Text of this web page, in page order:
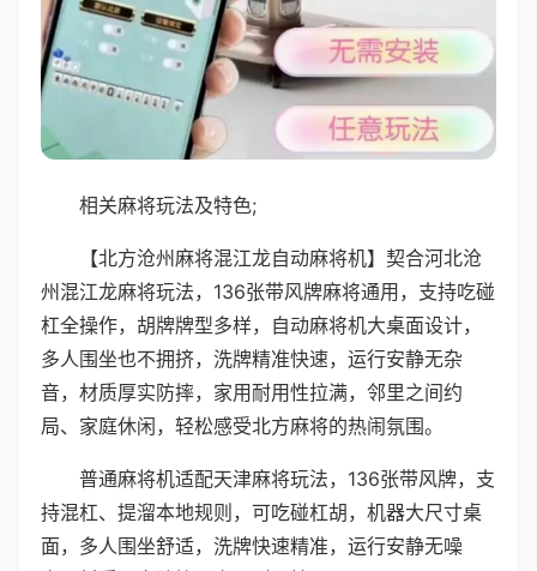
相关麻将玩法及特色;
【北方沧州麻将混江龙自动麻将机】契合河北沧
州混江龙麻将玩法，136张带风牌麻将通用，支持吃碰
杠全操作，胡牌牌型多样，自动麻将机大桌面设计，
多人围坐也不拥挤，洗牌精准快速，运行安静无杂
音，材质厚实防摔，家用耐用性拉满，邻里之间约
局、家庭休闲，轻松感受北方麻将的热闹氛围。
普通麻将机适配天津麻将玩法，136张带风牌，支
持混杠、提溜本地规则，可吃碰杠胡，机器大尺寸桌
面，多人围坐舒适，洗牌快速精准，运行安静无噪